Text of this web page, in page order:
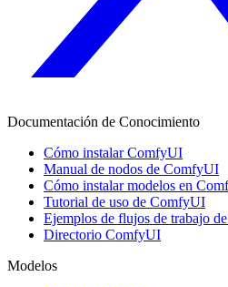
Documentación de Conocimiento
Cómo instalar ComfyUI
Manual de nodos de ComfyUI
Cómo instalar modelos en
Tutorial de uso de ComfyUI
Ejemplos de flujos de trabajo
Directorio ComfyUI
Modelos